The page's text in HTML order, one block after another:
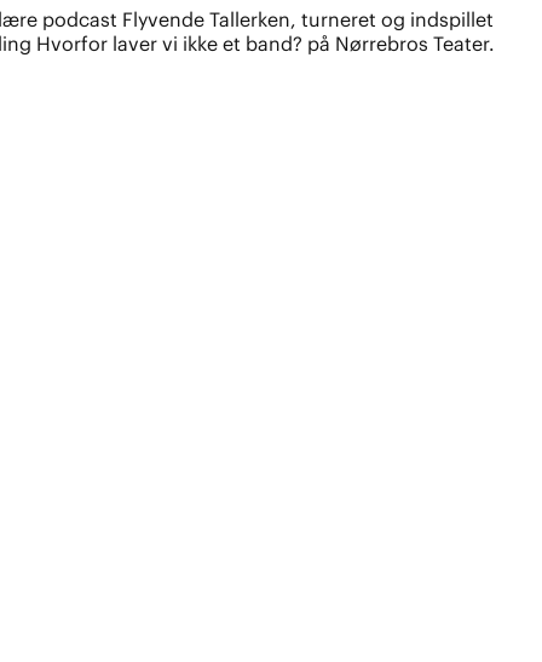
podcast Flyvende Tallerken, turneret og indspillet
Hvorfor laver vi ikke et band? på Nørrebros Teater.